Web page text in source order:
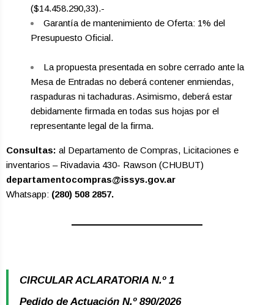
($14.458.290,33).-
Garantía de mantenimiento de Oferta: 1% del
Presupuesto Oficial.
La propuesta presentada en sobre cerrado ante la
Mesa de Entradas no deberá contener enmiendas,
raspaduras ni tachaduras. Asimismo, deberá estar
debidamente firmada en todas sus hojas por el
representante legal de la firma.
Consultas: al Departamento de Compras, Licitaciones e
inventarios – Rivadavia 430- Rawson (CHUBUT)
departamentocompras@issys.gov.ar
Whatsapp: (280) 508 2857.
CIRCULAR ACLARATORIA N.º 1
Pedido de Actuación N.º 890/2026